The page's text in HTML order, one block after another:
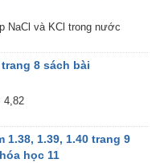
NaCl và KCl trong nước
8 sách bài
4,82
1.38, 1.39, 1.40 trang 9
học 11